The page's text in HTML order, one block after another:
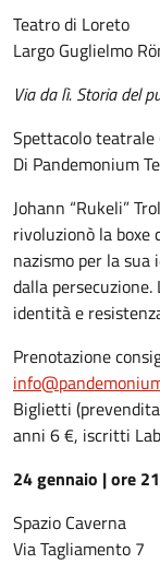
Teatro di Loreto
Largo Guglielmo
Via da lì. Storia del
Spettacolo teatrale
Di Pandemonium
Johann “Rukeli”
rivoluzionò la boxe
nazismo per la
dalla
identità e
Prenotazione
Biglietti
anni 6 €, iscritti
24 gennaio | ore 21
Spazio Caverna
Via Tagliamento 7